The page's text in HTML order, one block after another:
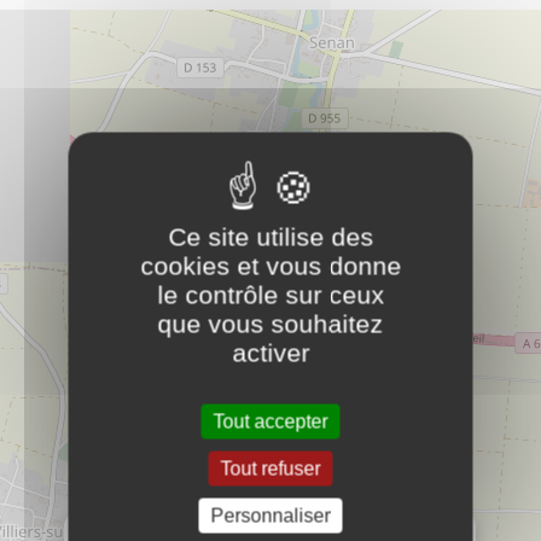
Communauté de Communes de l'Aillantais
en Bourgogne
9 Rue des Perrières
AILLANT SUR THOLON
89110
MONTHOLON
Informations pratiques
Les P'tits Costauds PLUS D'INFOS
Informations pratiques Scolaire
Mairie de CHASSY PLUS D'INFOS
Mairie
Ce site utilise des
cookies et vous donne
le contrôle sur ceux
que vous souhaitez
activer
Tout accepter
Tout refuser
Personnaliser